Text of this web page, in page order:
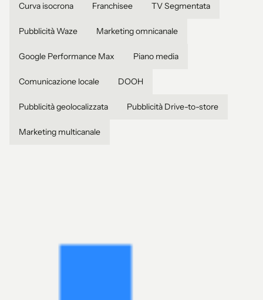
Curva isocrona Franchisee TV Segmentata
Pubblicità Waze Marketing omnicanale
Google Performance Max Piano media
Comunicazione locale DOOH
Pubblicità geolocalizzata Pubblicità Drive-to-store
Marketing multicanale